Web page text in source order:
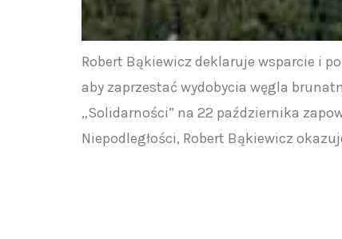
Robert Bąkiewicz deklaruje wsparcie i
aby zaprzestać wydobycia węgla
„Solidarności” na 22 października
Niepodległości, Robert Bąkiewicz